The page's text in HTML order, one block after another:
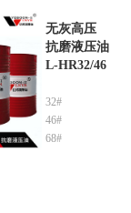
无灰高压
抗磨液压油
L-HR32/46
32#
46#
68#